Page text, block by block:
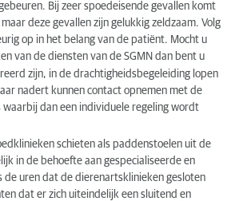
Bij zeer spoedeisende gevallen komt
deze gevallen zijn gelukkig zeldzaam. Volg
op in het belang van de patiënt. Mocht u
van de diensten van de SGMN dan bent u
zijn, in de drachtigheidsbegeleiding lopen
nadert kunnen contact opnemen met de
dan een individuele regeling wordt
schieten als paddenstoelen uit de
in de behoefte aan gespecialiseerde en
de uren dat de dierenartsklinieken gesloten
dat er zich uiteindelijk een sluitend en